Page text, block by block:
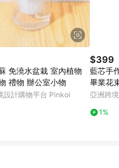
免澆水盆栽 室內植物
觀葉植物 禮物 辦公室小物
設計購物平台 Pinkoi
$399
藍芯手
畢業花
亞洲跨
1%